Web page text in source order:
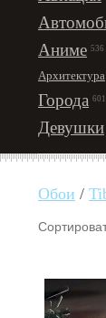
Аниме 536
Архитектура
Города 601
Девушки
Обои /